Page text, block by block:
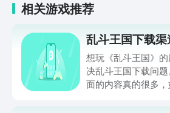
相关游戏推荐
乱斗王国下载
想玩《乱斗王国》
决乱斗王国下载问
面的内容真的很多